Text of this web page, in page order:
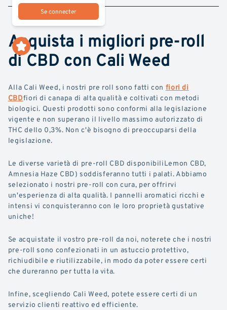
Acquista i migliori pre-roll
di CBD con Cali Weed
Alla Cali Weed, i nostri pre roll sono fatti con fiori di
CBDfiori di canapa di alta qualità e coltivati con metodi
biologici. Questi prodotti sono conformi alla legislazione
vigente e non superano il livello massimo autorizzato di
THC dello 0,3%. Non c'è bisogno di preoccuparsi della
legislazione.
Le diverse varietà di pre-roll CBD disponibiliLemon CBD,
Amnesia Haze CBD) soddisferanno tutti i palati. Abbiamo
selezionato i nostri pre-roll con cura, per offrirvi
un'esperienza di alta qualità. I pannelli aromatici ricchi e
intensi vi conquisteranno con le loro proprietà gustative
uniche!
Se acquistate il vostro pre-roll da noi, noterete che i nostri
pre-roll sono confezionati in un astuccio protettivo,
richiudibile e riutilizzabile, in modo da poter essere certi
che dureranno per tutta la vita.
Infine, scegliendo Cali Weed, potete essere certi di un
servizio clienti reattivo ed efficiente.
Se connecter